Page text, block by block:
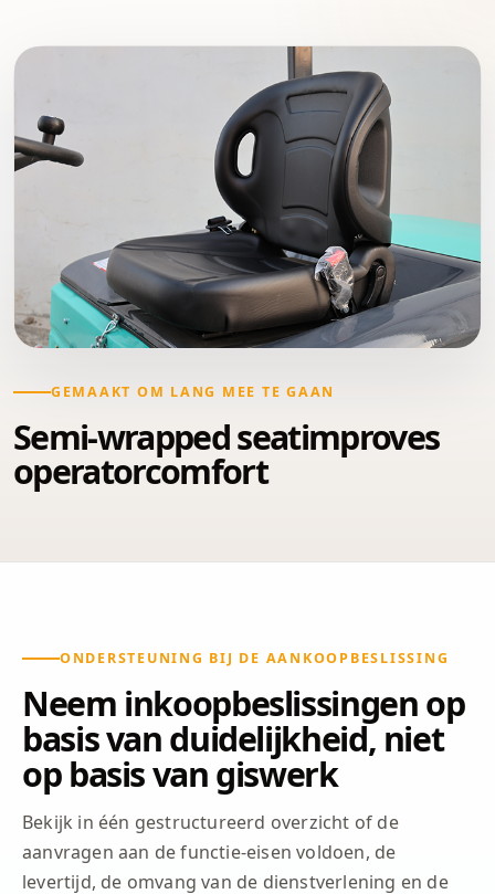
GEMAAKT OM LANG MEE TE GAAN
Semi-wrapped seatimproves
operatorcomfort
ONDERSTEUNING BIJ DE AANKOOPBESLISSING
Neem inkoopbeslissingen op
basis van duidelijkheid, niet
op basis van giswerk
Bekijk in één gestructureerd overzicht of de
aanvragen aan de functie-eisen voldoen, de
levertijd, de omvang van de dienstverlening en de